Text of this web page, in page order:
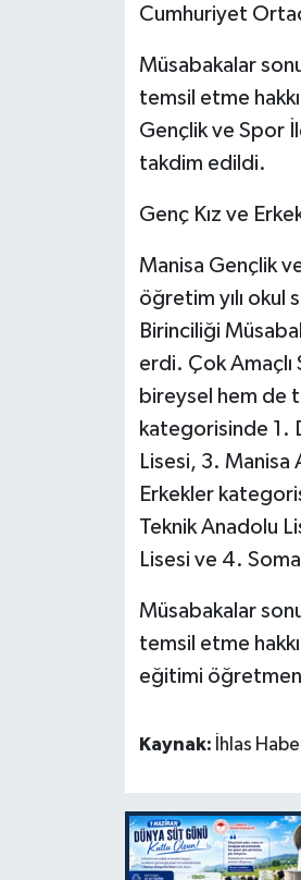
Cumhuriyet
Müsabakalar
temsil etme
Gençlik ve Spor
takdim edildi.
Genç Kız ve
Manisa Gençlik
öğretim yılı okul
Birinciliği
erdi. Çok
bireysel hem de
kategorisinde 1.
Lisesi, 3.
Erkekler
Teknik Anadolu
Lisesi ve 4.
Müsabakalar
temsil etme
eğitimi
Kaynak: İhlas